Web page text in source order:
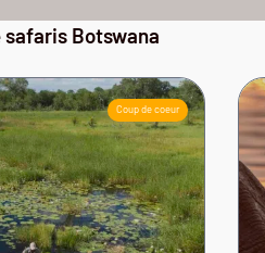
Botswana
Coup de coeur